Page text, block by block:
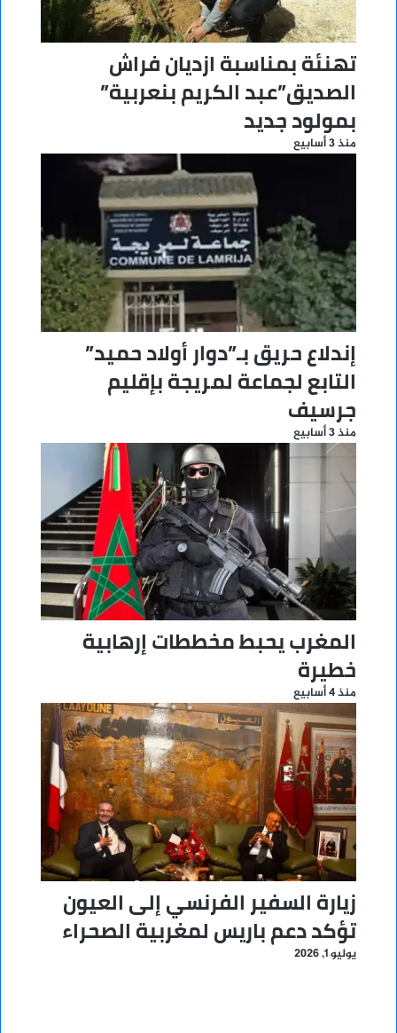
تهنئة بمناسبة ازديان فراش
الصديق”عبد الكريم بنعربية”
بمولود جديد
منذ 3 أسابيع
إندلاع حريق بـ”دوار أولاد حميد”
التابع لجماعة لمريجة بإقليم
جرسيف
منذ 3 أسابيع
المغرب يحبط مخططات إرهابية
خطيرة
منذ 4 أسابيع
زيارة السفير الفرنسي إلى العيون
تؤكد دعم باريس لمغربية الصحراء
يوليو 1, 2026